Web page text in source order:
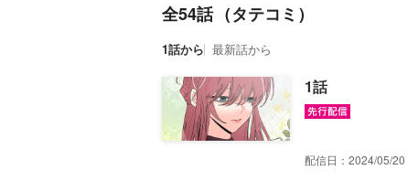
全54話
1話から 最新話から
1話
配信日：2024/05/20